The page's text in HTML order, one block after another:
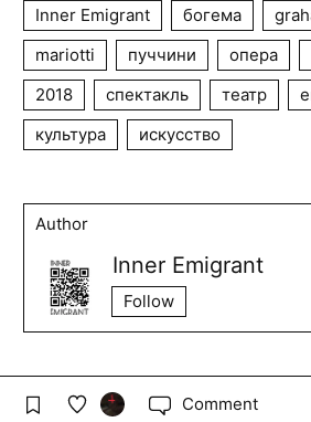
Inner Emigrant богема
mariotti
пуччини опера
2018
спектакль театр
культура
искусство
Author
Inner Emigrant
Follow
Comment